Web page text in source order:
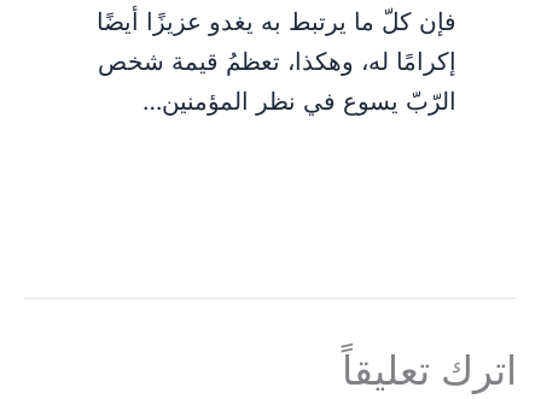
فإن كلّ ما يرتبط به يغدو عزيزًا أيضًا
إكرامًا له، وهكذا، تعظمُ قيمة شخص
الرّبّ يسوع في نظر المؤمنين…
اترك تعليقاً